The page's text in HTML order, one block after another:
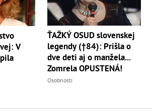
V
ŤAŽKÝ OSUD slovenskej
legendy (†84): Prišla o
dve deti aj o manžela...
Zomrela OPUSTENÁ!
Osobnosti